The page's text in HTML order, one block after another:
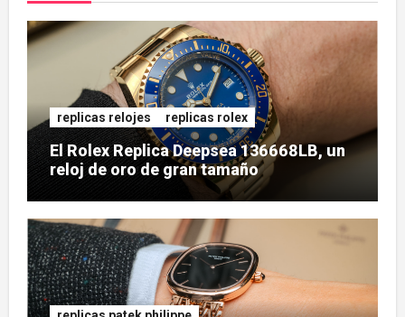
replicas relojes replicas rolex
El Rolex Replica Deepsea 136668LB, un
reloj de oro de gran tamaño